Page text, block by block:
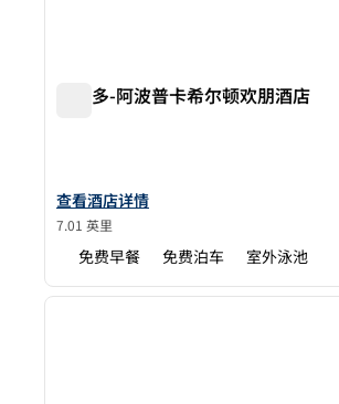
奥兰多-阿波普卡希尔顿欢朋酒店
查看欢朋 Orlando-Apopka 酒店详情
查看酒店详情
7.01 英里
免费早餐 免费泊车 室外泳池
1/12